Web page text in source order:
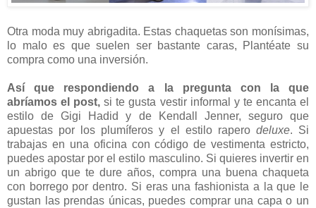
Otra moda muy abrigadita. Estas chaquetas son monísimas,
lo malo es que suelen ser bastante caras, Plantéate su
compra como una inversión.
Así que respondiendo a la pregunta con la que
abríamos el post, si te gusta vestir informal y te encanta el
estilo de Gigi Hadid y de Kendall Jenner, seguro que
apuestas por los plumíferos y el estilo rapero deluxe. Si
trabajas en una oficina con código de vestimenta estricto,
puedes apostar por el estilo masculino. Si quieres invertir en
un abrigo que te dure años, compra una buena chaqueta
con borrego por dentro. Si eras una fashionista a la que le
gustan las prendas únicas, puedes comprar una capa o un